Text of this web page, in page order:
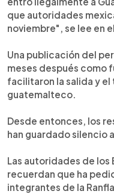
que autoridades
noviembre", se lee en
Una publicación del
meses después como
facilitaron la salida y
guatemalteco.
Desde entonces, los
han guardado silencio
Las autoridades de los
recuerdan que ha
integrantes de la